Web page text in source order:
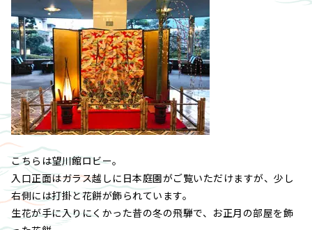
こちらは望川館ロビー。
入口正面はガラス越しに日本庭園がご覧いただけますが、少し
右側には打掛と花餅が飾られています。
生花が手に入りにくかった昔の冬の飛騨で、お正月の部屋を飾